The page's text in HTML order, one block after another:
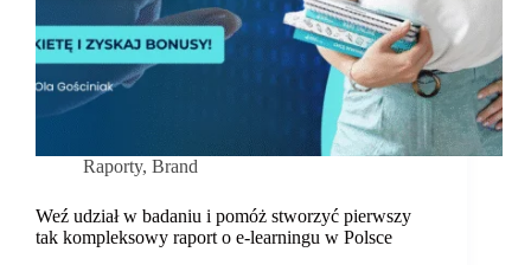
Raporty, Brand
Weź udział w badaniu i pomóż stworzyć pierwszy
tak kompleksowy raport o e-learningu w Polsce